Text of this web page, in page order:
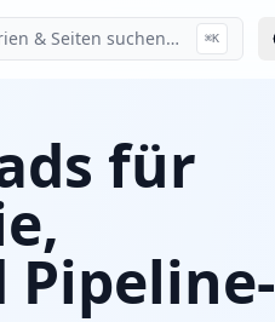
& Seiten suchen… ⌘K
für